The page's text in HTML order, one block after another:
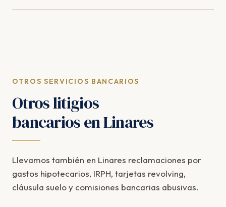
OTROS SERVICIOS BANCARIOS
Otros litigios
bancarios en Linares
Llevamos también en Linares reclamaciones por
gastos hipotecarios, IRPH, tarjetas revolving,
cláusula suelo y comisiones bancarias abusivas.